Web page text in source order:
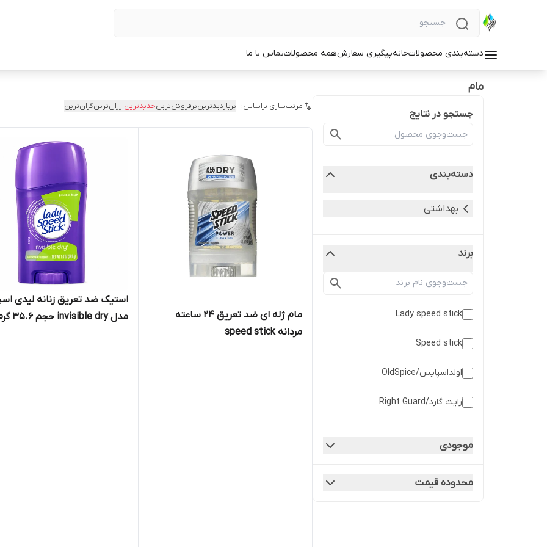
دسته‌بندی محصولاتخانهپیگیری سفارشهمه محصولاتتماس با ما
مام
جستجو در نتایج
دسته‌بندی
بهداشتی
برند
Lady speed stick
Speed stick
اولداسپایس/OldSpice
رایت گارد/Right Guard
لیدی اسپید استیک/lady speed stick
موجودی
محدوده قیمت
مرتب‌سازی براساس: پربازدیدترینپرفروش‌ترینجدیدترینارزان‌ترینگران‌ترین
مام ژله ای ضد تعریق ۲۴ ساعته
مردانه speed stick
استیک ضد تعریق زنانه لیدی
مدل invisible dry حجم ۳۵.۶ گرم